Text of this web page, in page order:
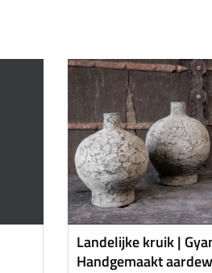
Landelijke kruik |
Handgemaakt